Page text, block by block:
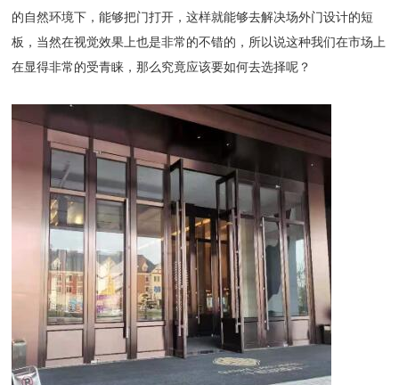
的自然环境下，能够把门打开，这样就能够去解决场外门设计的短
板，当然在视觉效果上也是非常的不错的，所以说这种我们在市场上
在显得非常的受青睐，那么究竟应该要如何去选择呢？